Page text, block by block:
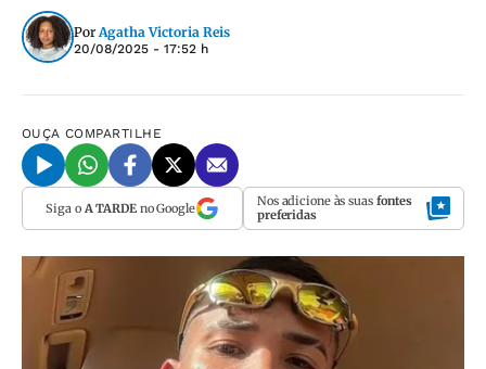
Por Agatha Victoria Reis
20/08/2025 - 17:52 h
OUÇA COMPARTILHE
Siga o A TARDEno Google Nos adicione às suas fontes
preferidas